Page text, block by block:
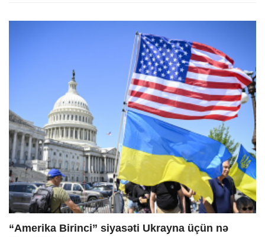
“Amerika Birinci” siyasəti Ukrayna üçün nə